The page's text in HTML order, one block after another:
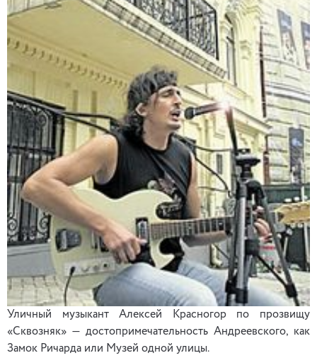
Уличный музыкант Алексей Красногор по прозвищу
«Сквозняк» — достопримечательность Андреевского, как
Замок Ричарда или Музей одной улицы.